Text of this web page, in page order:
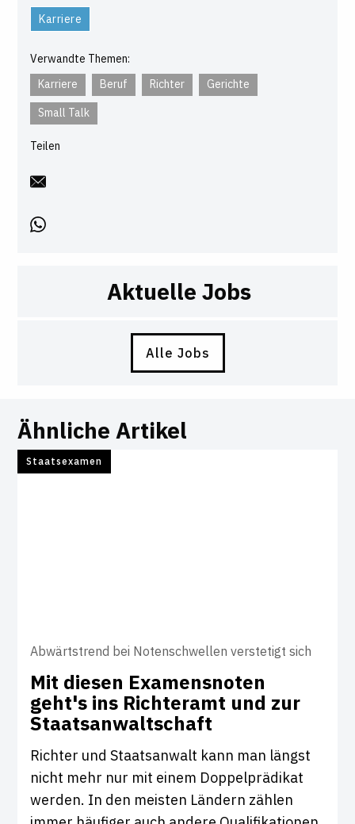
Karriere
Verwandte Themen:
Karriere
Beruf Richter
Gerichte
Small Talk
Teilen
Aktuelle Jobs
Alle Jobs
Ähnliche Artikel
Staatsexamen
Abwärtstrend bei Notenschwellen verstetigt sich
Mit diesen Exa­mens­noten
geht's ins Rich­teramt und zur
Staats­an­walt­schaft
Richter und Staatsanwalt kann man längst
nicht mehr nur mit einem Doppelprädikat
werden. In den meisten Ländern zählen